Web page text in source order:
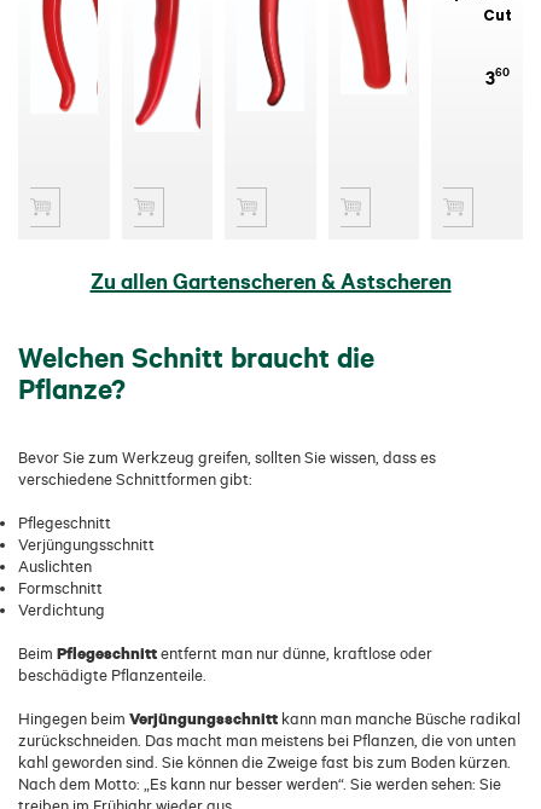
71 60
Rollgriff
93 95
Cut
360
Zu allen Gartenscheren & Astscheren
Welchen Schnitt braucht die
Pflanze?
Bevor Sie zum Werkzeug greifen, sollten Sie wissen, dass es
verschiedene Schnittformen gibt:
Pflegeschnitt
Verjüngungsschnitt
Auslichten
Formschnitt
Verdichtung
Beim Pflegeschnittentfernt man nur dünne, kraftlose oder
beschädigte Pflanzenteile.
Hingegen beim Verjüngungsschnitt kann man manche Büsche radikal
zurückschneiden. Das macht man meistens bei Pflanzen, die von unten
kahl geworden sind. Sie können die Zweige fast bis zum Boden kürzen.
Nach dem Motto: „Es kann nur besser werden“. Sie werden sehen: Sie